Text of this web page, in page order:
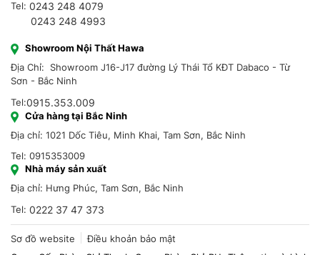
Tel: 0243 248 4079
0243 248 4993
Showroom Nội Thất Hawa
Địa Chỉ: Showroom J16-J17 đường Lý Thái Tổ KĐT Dabaco - Từ
Sơn - Bắc Ninh
Tel:0915.353.009
Cửa hàng tại Bắc Ninh
Địa chỉ: 1021 Dốc Tiêu, Minh Khai, Tam Sơn, Bắc Ninh
Tel: 0915353009
Nhà máy sản xuất
Địa chỉ: Hưng Phúc, Tam Sơn, Bắc Ninh
Tel: 0222 37 47 373
Sơ đồ website
Điều khoản bảo mật